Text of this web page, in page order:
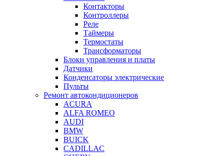
Контакторы
Контроллеры
Реле
Таймеры
Термостаты
Трансформаторы
Блоки управления и платы
Датчики
Конденсаторы электрические
Пульты
Ремонт автокондиционеров
ACURA
ALFA ROMEO
AUDI
BMW
BUICK
CADILLAC